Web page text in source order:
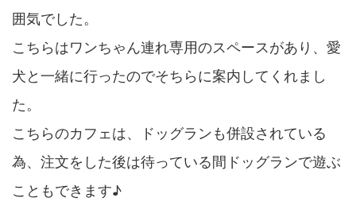
囲気でした。
こちらはワンちゃん連れ専用のスペースがあり、 愛
犬と一緒に行ったのでそちらに案内してくれまし
た。
こちらのカフェは、ドッグランも併設されている
為、 注文をした後は待っている間ドッグランで遊ぶ
こともできます♪